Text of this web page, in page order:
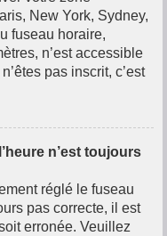
New York, Sydney,
fuseau horaire,
n’est accessible
pas inscrit, c’est
n’est toujours
réglé le fuseau
pas correcte, il est
erronée. Veuillez